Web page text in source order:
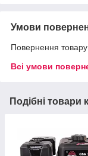
Умови
Повернення
Всі умови
Подібні товари